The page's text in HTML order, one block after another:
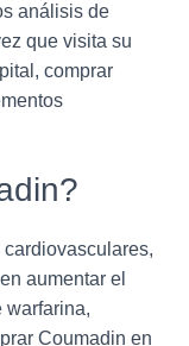
análisis de
que visita su
comprar
aumentar el
warfarina,
Coumadin en